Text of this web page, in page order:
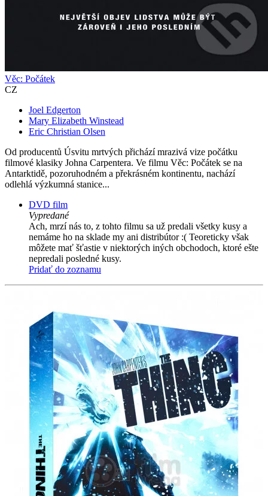
Věc: Počátek
CZ
Joel Edgerton
Mary Elizabeth Winstead
Eric Christian Olsen
Od producentů Úsvitu mrtvých přichází mrazivá vize počátku
filmové klasiky Johna Carpentera. Ve filmu Věc: Počátek se na
Antarktidě, pozoruhodném a překrásném kontinentu, nachází
odlehlá výzkumná stanice...
DVD film
Vypredané
Ach, mrzí nás to, z tohto filmu sa už predali všetky kusy a
nemáme ho na sklade my ani distribútor :( Teoreticky však
môžete mať šťastie v niektorých iných obchodoch, ktoré ešte
nepredali posledné kusy.
Pridať do zoznamu